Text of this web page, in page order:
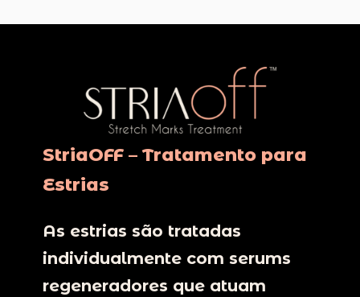
StriaOFF – Tratamento para
Estrias
As estrias são tratadas
individualmente com serums
regeneradores que atuam